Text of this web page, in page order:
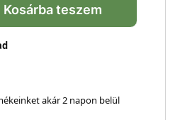
Kosárba teszem
akár 2 napon belül